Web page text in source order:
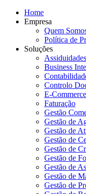
Home
Empresa
Quem
Política de
Soluções
Assiduidades
Business
Controlo
E-Commerce
Faturação
Gestão
Gestão de
Gestão de
Gestão de
Gestão de
Gestão de
Gestão de
Gestão de
Gestão de